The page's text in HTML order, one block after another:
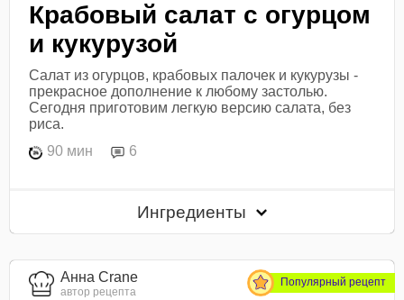
Крабовый салат с огурцом
и кукурузой
Салат из огурцов, крабовых палочек и кукурузы -
прекрасное дополнение к любому застолью.
Сегодня приготовим легкую версию салата, без
риса.
90 мин
6
Ингредиенты
Анна Crane
автор рецепта
Популярный рецепт